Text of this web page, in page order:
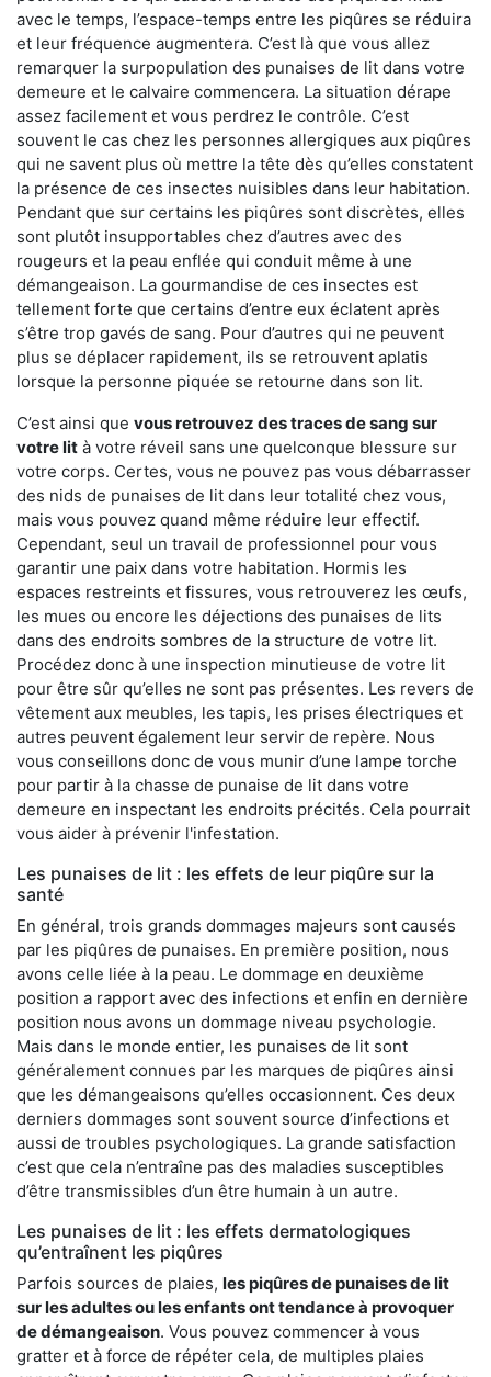
avec le temps, l’espace-temps entre les piqûres se réduira
et leur fréquence augmentera. C’est là que vous allez
remarquer la surpopulation des punaises de lit dans votre
demeure et le calvaire commencera. La situation dérape
assez facilement et vous perdrez le contrôle. C’est
souvent le cas chez les personnes allergiques aux piqûres
qui ne savent plus où mettre la tête dès qu’elles constatent
la présence de ces insectes nuisibles dans leur habitation.
Pendant que sur certains les piqûres sont discrètes, elles
sont plutôt insupportables chez d’autres avec des
rougeurs et la peau enflée qui conduit même à une
démangeaison. La gourmandise de ces insectes est
tellement forte que certains d’entre eux éclatent après
s’être trop gavés de sang. Pour d’autres qui ne peuvent
plus se déplacer rapidement, ils se retrouvent aplatis
lorsque la personne piquée se retourne dans son lit.
C’est ainsi que vous retrouvez des traces de sang sur
votre lit à votre réveil sans une quelconque blessure sur
votre corps. Certes, vous ne pouvez pas vous débarrasser
des nids de punaises de lit dans leur totalité chez vous,
mais vous pouvez quand même réduire leur effectif.
Cependant, seul un travail de professionnel pour vous
garantir une paix dans votre habitation. Hormis les
espaces restreints et fissures, vous retrouverez les œufs,
les mues ou encore les déjections des punaises de lits
dans des endroits sombres de la structure de votre lit.
Procédez donc à une inspection minutieuse de votre lit
pour être sûr qu’elles ne sont pas présentes. Les revers de
vêtement aux meubles, les tapis, les prises électriques et
autres peuvent également leur servir de repère. Nous
vous conseillons donc de vous munir d’une lampe torche
pour partir à la chasse de punaise de lit dans votre
demeure en inspectant les endroits précités. Cela pourrait
vous aider à prévenir l'infestation.
Les punaises de lit : les effets de leur piqûre sur la
santé
En général, trois grands dommages majeurs sont causés
par les piqûres de punaises. En première position, nous
avons celle liée à la peau. Le dommage en deuxième
position a rapport avec des infections et enfin en dernière
position nous avons un dommage niveau psychologie.
Mais dans le monde entier, les punaises de lit sont
généralement connues par les marques de piqûres ainsi
que les démangeaisons qu’elles occasionnent. Ces deux
derniers dommages sont souvent source d’infections et
aussi de troubles psychologiques. La grande satisfaction
c’est que cela n’entraîne pas des maladies susceptibles
d’être transmissibles d’un être humain à un autre.
Les punaises de lit : les effets dermatologiques
qu’entraînent les piqûres
Parfois sources de plaies, les piqûres de punaises de lit
sur les adultes ou les enfants ont tendance à provoquer
de démangeaison. Vous pouvez commencer à vous
gratter et à force de répéter cela, de multiples plaies